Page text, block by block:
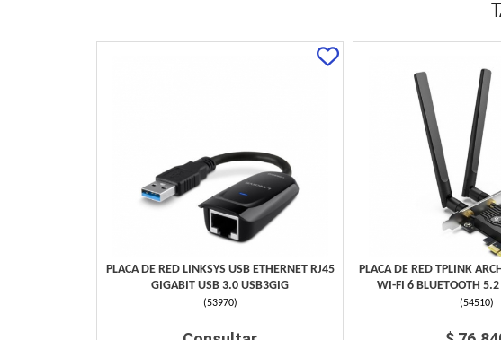
PLACA DE RED LINKSYS USB ETHERNET RJ45
GIGABIT USB 3.0 USB3GIG
(53970)
PLACA DE RED TPLINK
WI-FI 6 BLUETOOTH 5.2
(54510)